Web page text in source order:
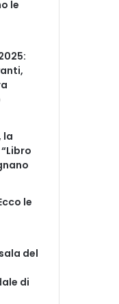
le
la
le
del
di